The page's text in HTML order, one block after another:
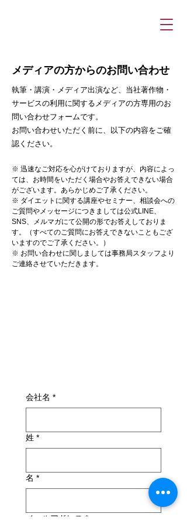
メディアの方からのお問い合わせ
執筆・講演・メディア出演など、当社著作物・
サービスの利用に関するメディアの方専用のお
問い合わせフォームです。
お問い合わせいただく前に、以下の内容をご確
認ください。
※ 迅速なご対応を心がけておりますが、内容によっ
ては、お時間をいただく場合やお答えできない場合
がございます。あらかじめご了承ください。
※ ダイエットに関する講座やセミナー、相談会への
ご質問やメッセージにつきましては公式LINE、
SNS、メルマガにて公開の形でお答えしておりま
す。（すべてのご質問にお答えできないこともござ
いますのでご了承ください。）
※ お問い合わせに関しましては事務局スタッフより
ご連絡させていただきます。
会社名 *
姓 *
名 *
メールアドレス *